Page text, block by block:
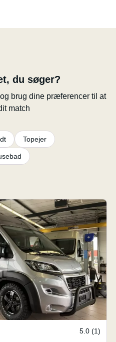
du søger?
brug dine præferencer til at
match
Topejer
5.0 (1)